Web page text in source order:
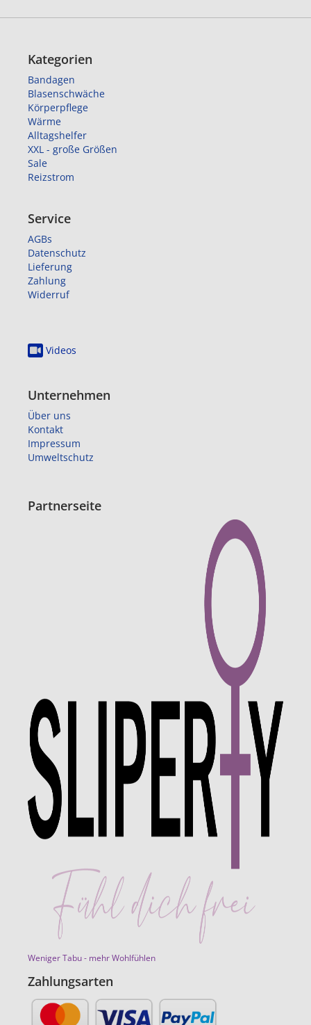
Kategorien
Bandagen
Blasenschwäche
Körperpflege
Wärme
Alltagshelfer
XXL - große Größen
Sale
Reizstrom
Service
AGBs
Datenschutz
Lieferung
Zahlung
Widerruf
Videos
Unternehmen
Über uns
Kontakt
Impressum
Umweltschutz
Partnerseite
Weniger Tabu - mehr Wohlfühlen
Zahlungsarten